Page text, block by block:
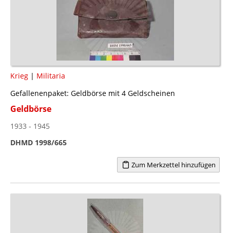
Krieg | Militaria
Gefallenenpaket: Geldbörse mit 4 Geldscheinen
Geldbörse
1933 - 1945
DHMD 1998/665
Zum Merkzettel hinzufügen